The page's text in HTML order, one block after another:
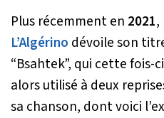
Plus récemment en 2021,
L’Algérino dévoile son
“Bsahtek”, qui cette fois-
alors utilisé à deux
sa chanson, dont voici